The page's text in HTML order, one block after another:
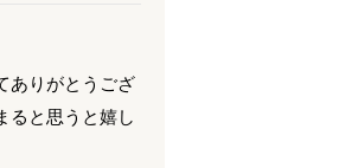
ありがとうござ
ると思うと嬉し